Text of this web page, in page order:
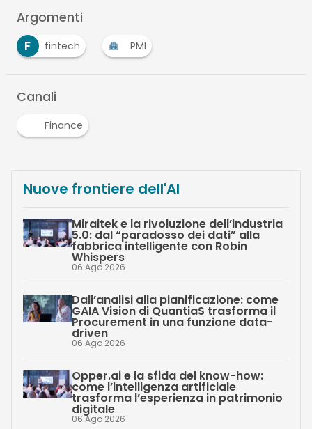
Scaricalo gratis!
Argomenti
F
fintech PMI
Canali
Finance